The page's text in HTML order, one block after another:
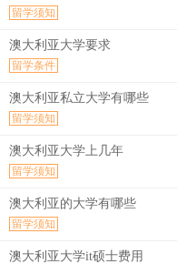
留学须知
澳大利亚大学要求
留学条件
澳大利亚私立大学有哪些
留学须知
澳大利亚大学上几年
留学须知
澳大利亚的大学有哪些
留学须知
澳大利亚大学it硕士费用